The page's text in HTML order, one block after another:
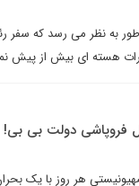
به نظر می رسد که سفر
هسته ای بیش از پیش
فروپاشی دولت بی بی!
هر روز با یک